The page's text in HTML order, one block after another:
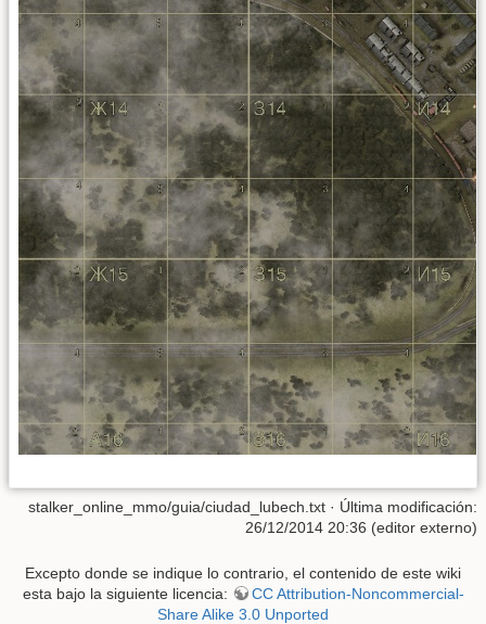
stalker_online_mmo/guia/ciudad_lubech.txt · Última modificación:
26/12/2014 20:36 (editor externo)
Excepto donde se indique lo contrario, el contenido de este wiki
esta bajo la siguiente licencia:
CC Attribution-Noncommercial-
Share Alike 3.0 Unported